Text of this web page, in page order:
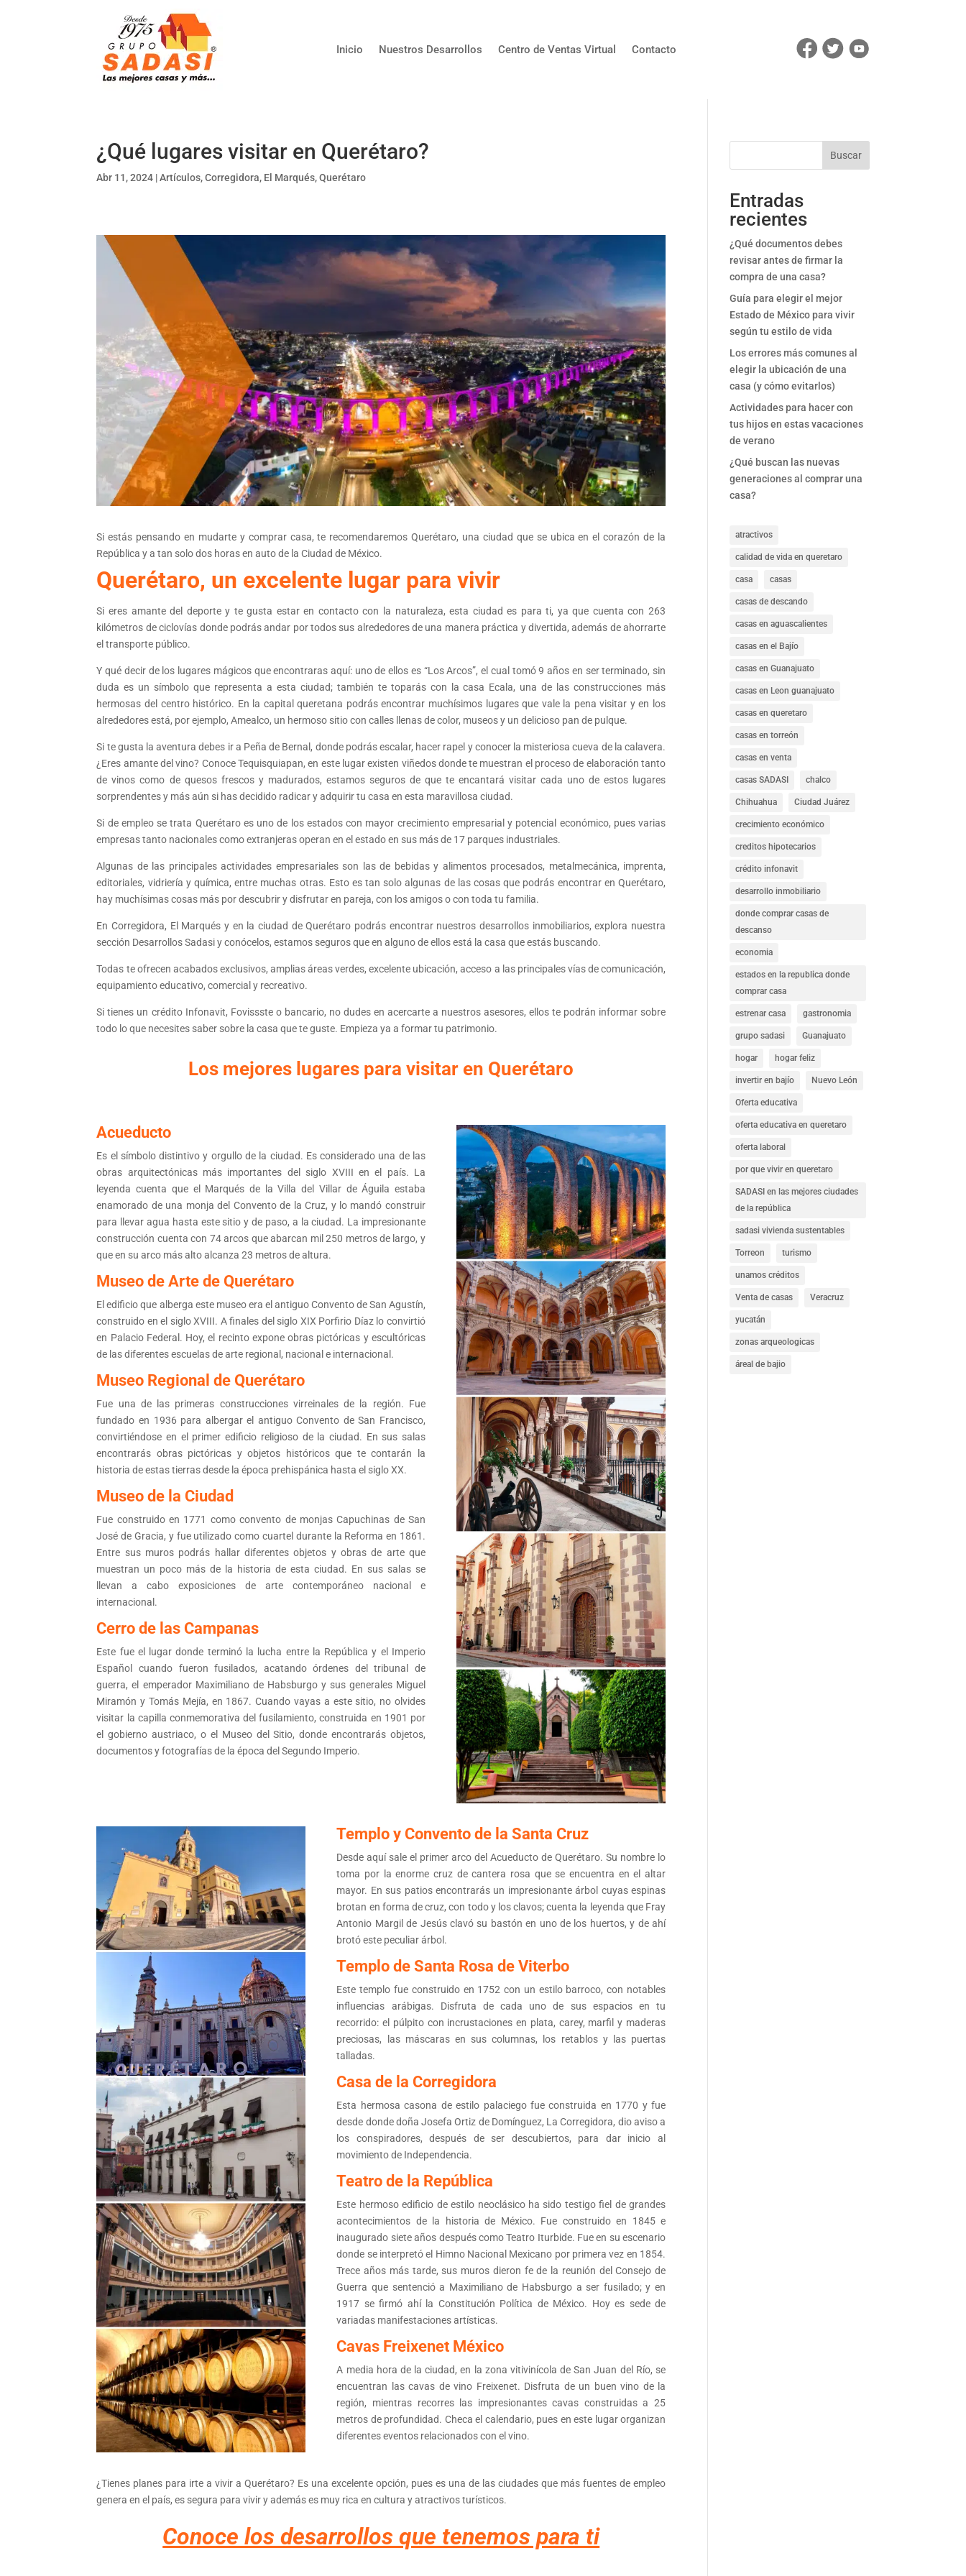
Inicio Nuestros Desarrollos Centro de Ventas Virtual Contacto
¿Qué lugares visitar en Querétaro?
Abr 11, 2024 |Artículos,Corregidora, El Marqués,Querétaro
Si estás pensando en mudarte y comprar casa, te recomendaremos Querétaro, una ciudad que se ubica en el corazón de la
República y a tan solo dos horas en auto de la Ciudad de México.
Querétaro, un excelente lugar para vivir
Si eres amante del deporte y te gusta estar en contacto con la naturaleza, esta ciudad es para ti, ya que cuenta con 263
kilómetros de ciclovías donde podrás andar por todos sus alrededores de una manera práctica y divertida, además de ahorrarte
el transporte público.
Y qué decir de los lugares mágicos que encontraras aquí: uno de ellos es “Los Arcos”, el cual tomó 9 años en ser terminado, sin
duda es un símbolo que representa a esta ciudad; también te toparás con la casa Ecala, una de las construcciones más
hermosas del centro histórico. En la capital queretana podrás encontrar muchísimos lugares que vale la pena visitar y en los
alrededores está, por ejemplo, Amealco, un hermoso sitio con calles llenas de color, museos y un delicioso pan de pulque.
Si te gusta la aventura debes ir a Peña de Bernal, donde podrás escalar, hacer rapel y conocer la misteriosa cueva de la calavera.
¿Eres amante del vino? Conoce Tequisquiapan, en este lugar existen viñedos donde te muestran el proceso de elaboración tanto
de vinos como de quesos frescos y madurados, estamos seguros de que te encantará visitar cada uno de estos lugares
sorprendentes y más aún si has decidido radicar y adquirir tu casa en esta maravillosa ciudad.
Si de empleo se trata Querétaro es uno de los estados con mayor crecimiento empresarial y potencial económico, pues varias
empresas tanto nacionales como extranjeras operan en el estado en sus más de 17 parques industriales.
Algunas de las principales actividades empresariales son las de bebidas y alimentos procesados, metalmecánica, imprenta,
editoriales, vidriería y química, entre muchas otras. Esto es tan solo algunas de las cosas que podrás encontrar en Querétaro,
hay muchísimas cosas más por descubrir y disfrutar en pareja, con los amigos o con toda tu familia.
En Corregidora, El Marqués y en la ciudad de Querétaro podrás encontrar nuestros desarrollos inmobiliarios, explora nuestra
sección Desarrollos Sadasi y conócelos, estamos seguros que en alguno de ellos está la casa que estás buscando.
Todas te ofrecen acabados exclusivos, amplias áreas verdes, excelente ubicación, acceso a las principales vías de comunicación,
equipamiento educativo, comercial y recreativo.
Si tienes un crédito Infonavit, Fovissste o bancario, no dudes en acercarte a nuestros asesores, ellos te podrán informar sobre
todo lo que necesites saber sobre la casa que te guste. Empieza ya a formar tu patrimonio.
Los mejores lugares para visitar en Querétaro
Acueducto
Es el símbolo distintivo y orgullo de la ciudad. Es considerado una de las
obras arquitectónicas más importantes del siglo XVIII en el país. La
leyenda cuenta que el Marqués de la Villa del Villar de Águila estaba
enamorado de una monja del Convento de la Cruz, y lo mandó construir
para llevar agua hasta este sitio y de paso, a la ciudad. La impresionante
construcción cuenta con 74 arcos que abarcan mil 250 metros de largo, y
que en su arco más alto alcanza 23 metros de altura.
Museo de Arte de Querétaro
El edificio que alberga este museo era el antiguo Convento de San Agustín,
construido en el siglo XVIII. A finales del siglo XIX Porfirio Díaz lo convirtió
en Palacio Federal. Hoy, el recinto expone obras pictóricas y escultóricas
de las diferentes escuelas de arte regional, nacional e internacional.
Museo Regional de Querétaro
Fue una de las primeras construcciones virreinales de la región. Fue
fundado en 1936 para albergar el antiguo Convento de San Francisco,
convirtiéndose en el primer edificio religioso de la ciudad. En sus salas
encontrarás obras pictóricas y objetos históricos que te contarán la
historia de estas tierras desde la época prehispánica hasta el siglo XX.
Museo de la Ciudad
Fue construido en 1771 como convento de monjas Capuchinas de San
José de Gracia, y fue utilizado como cuartel durante la Reforma en 1861.
Entre sus muros podrás hallar diferentes objetos y obras de arte que
muestran un poco más de la historia de esta ciudad. En sus salas se
llevan a cabo exposiciones de arte contemporáneo nacional e
internacional.
Cerro de las Campanas
Este fue el lugar donde terminó la lucha entre la República y el Imperio
Español cuando fueron fusilados, acatando órdenes del tribunal de
guerra, el emperador Maximiliano de Habsburgo y sus generales Miguel
Miramón y Tomás Mejía, en 1867. Cuando vayas a este sitio, no olvides
visitar la capilla conmemorativa del fusilamiento, construida en 1901 por
el gobierno austriaco, o el Museo del Sitio, donde encontrarás objetos,
documentos y fotografías de la época del Segundo Imperio.
Templo y Convento de la Santa Cruz
Desde aquí sale el primer arco del Acueducto de Querétaro. Su nombre lo
toma por la enorme cruz de cantera rosa que se encuentra en el altar
mayor. En sus patios encontrarás un impresionante árbol cuyas espinas
brotan en forma de cruz, con todo y los clavos; cuenta la leyenda que Fray
Antonio Margil de Jesús clavó su bastón en uno de los huertos, y de ahí
brotó este peculiar árbol.
Templo de Santa Rosa de Viterbo
Este templo fue construido en 1752 con un estilo barroco, con notables
influencias arábigas. Disfruta de cada uno de sus espacios en tu
recorrido: el púlpito con incrustaciones en plata, carey, marfil y maderas
preciosas, las máscaras en sus columnas, los retablos y las puertas
talladas.
Casa de la Corregidora
Esta hermosa casona de estilo palaciego fue construida en 1770 y fue
desde donde doña Josefa Ortiz de Domínguez, La Corregidora, dio aviso a
los conspiradores, después de ser descubiertos, para dar inicio al
movimiento de Independencia.
Teatro de la República
Este hermoso edificio de estilo neoclásico ha sido testigo fiel de grandes
acontecimientos de la historia de México. Fue construido en 1845 e
inaugurado siete años después como Teatro Iturbide. Fue en su escenario
donde se interpretó el Himno Nacional Mexicano por primera vez en 1854.
Trece años más tarde, sus muros dieron fe de la reunión del Consejo de
Guerra que sentenció a Maximiliano de Habsburgo a ser fusilado; y en
1917 se firmó ahí la Constitución Política de México. Hoy es sede de
variadas manifestaciones artísticas.
Cavas Freixenet México
A media hora de la ciudad, en la zona vitivinícola de San Juan del Río, se
encuentran las cavas de vino Freixenet. Disfruta de un buen vino de la
región, mientras recorres las impresionantes cavas construidas a 25
metros de profundidad. Checa el calendario, pues en este lugar organizan
diferentes eventos relacionados con el vino.
¿Tienes planes para irte a vivir a Querétaro? Es una excelente opción, pues es una de las ciudades que más fuentes de empleo
genera en el país, es segura para vivir y además es muy rica en cultura y atractivos turísticos.
Conoce los desarrollos que tenemos para ti
Buscar
Entradas
recientes
¿Qué documentos debes
revisar antes de firmar la
compra de una casa?
Guía para elegir el mejor
Estado de México para vivir
según tu estilo de vida
Los errores más comunes al
elegir la ubicación de una
casa (y cómo evitarlos)
Actividades para hacer con
tus hijos en estas vacaciones
de verano
¿Qué buscan las nuevas
generaciones al comprar una
casa?
atractivos
calidad de vida en queretaro
casa casas
casas de descando
casas en aguascalientes
casas en el Bajío
casas en Guanajuato
casas en Leon guanajuato
casas en queretaro
casas en torreón
casas en venta
casas SADASI chalco
Chihuahua Ciudad Juárez
crecimiento económico
creditos hipotecarios
crédito infonavit
desarrollo inmobiliario
donde comprar casas de
descanso
economia
estados en la republica donde
comprar casa
estrenar casa gastronomia
grupo sadasi Guanajuato
hogar hogar feliz
invertir en bajío Nuevo León
Oferta educativa
oferta educativa en queretaro
oferta laboral
por que vivir en queretaro
SADASI en las mejores ciudades
de la república
sadasi vivienda sustentables
Torreon turismo
unamos créditos
Venta de casas Veracruz
yucatán
zonas arqueologicas
áreal de bajio